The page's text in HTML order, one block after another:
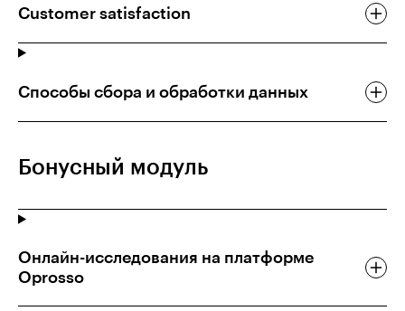
Customer satisfaction
Способы сбора и обработки данных
Бонусный модуль
Онлайн-исследования на платформе
Oprosso